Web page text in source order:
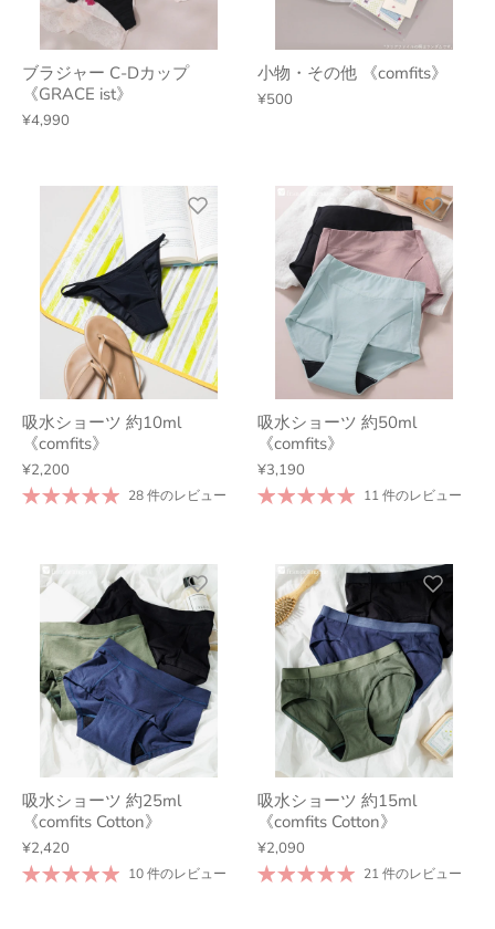
ブラジャー C-Dカップ
《GRACE ist》
¥4,990
小物・その他 《comfits》
¥500
吸水ショーツ 約10ml
《comfits》
¥2,200
28 件のレビュー
吸水ショーツ 約50ml
《comfits》
¥3,190
11 件のレビュー
吸水ショーツ 約25ml
《comfits Cotton》
¥2,420
10 件のレビュー
吸水ショーツ 約15ml
《comfits Cotton》
¥2,090
21 件のレビュー